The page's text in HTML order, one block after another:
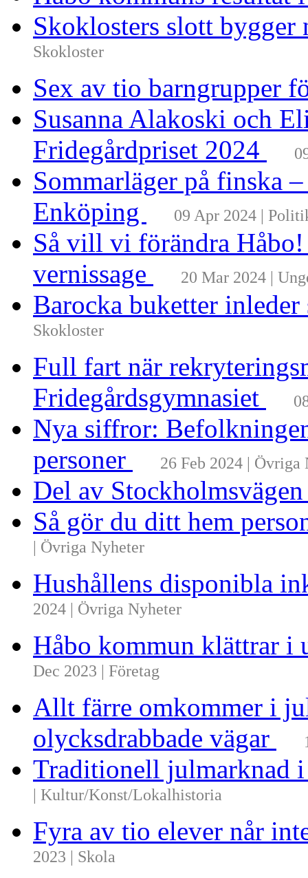
Skoklosters slott
Skokloster
Sex av tio barngrupper
Susanna Alakoski och
Fridegårdpriset 2024
Sommarläger på finska
Enköping
09 Apr 2024 |
Så vill vi förändra
vernissage
20 Mar 2024 |
Barocka buketter
Skokloster
Full fart när
Fridegårdsgymnasiet
Nya siffror:
personer
26 Feb 2024 | Övriga
Del av
Så gör du ditt hem
| Övriga Nyheter
Hushållens disponibla
2024 | Övriga Nyheter
Håbo kommun klättrar i
Dec 2023 | Företag
Allt färre omkommer i
olycksdrabbade vägar
Traditionell julmarknad
| Kultur/Konst/Lokalhistoria
Fyra av tio elever når
2023 | Skola